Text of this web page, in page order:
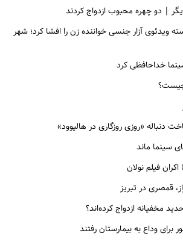
| دو چهره محبوب ازدواج کردند
ویدئوی آزار جنسی خواننده زن را افشا کرد؛ شهر
خداحافظی کرد
دنباله «روزی روزگاری در هالیوود»
سینما ماند
فیلم نولان
قمصری در تبریز
مخفیانه ازدواج کرده‌اند؟
برای وداع به بیمارستان رفتند